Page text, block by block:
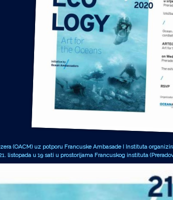
(OACM) uz potporu Francuske Ambasade I Instituta
listopada u 19 sati u prostorijama Francuskog instituta